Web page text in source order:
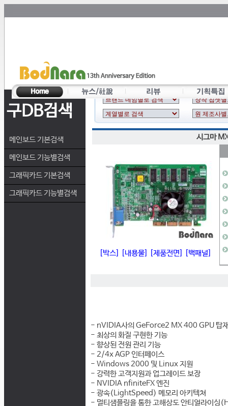
구DB검색
메인보드 기본검색
메인보드 기능별검색
그래픽카드 기본검색
그래픽카드 기능별검색
시그마
[박스] [내용물] [제품전면] [백패널]
- nVIDIA사의 GeForce2 MX 400 GPU 탑
- 최상의 화질 구현한 기능
- 향상된 전원 관리 기능
- 2/4x AGP 인터페이스
- Windows 2000 및 Linux 지원
- 강력한 고객지원과 업그레이드 보장
- NVIDIA nfiniteFX 엔진
- 광속(LightSpeed) 메모리 아키텍쳐
- 멀티샘플링을 통한 고해상도 안티얼라이싱